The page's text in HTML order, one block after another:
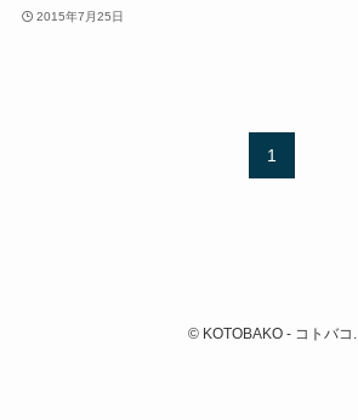
2015年7月25日
1
©KOTOBAKO - コトバコ.